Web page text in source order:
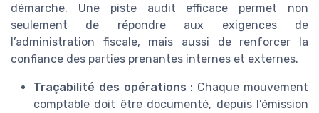
démarche. Une piste audit efficace permet non
seulement de répondre aux exigences de
l’administration fiscale, mais aussi de renforcer la
confiance des parties prenantes internes et externes.
Traçabilité des opérations : Chaque mouvement
comptable doit être documenté, depuis l’émission